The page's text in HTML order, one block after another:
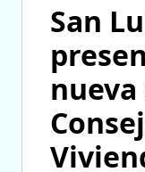
San